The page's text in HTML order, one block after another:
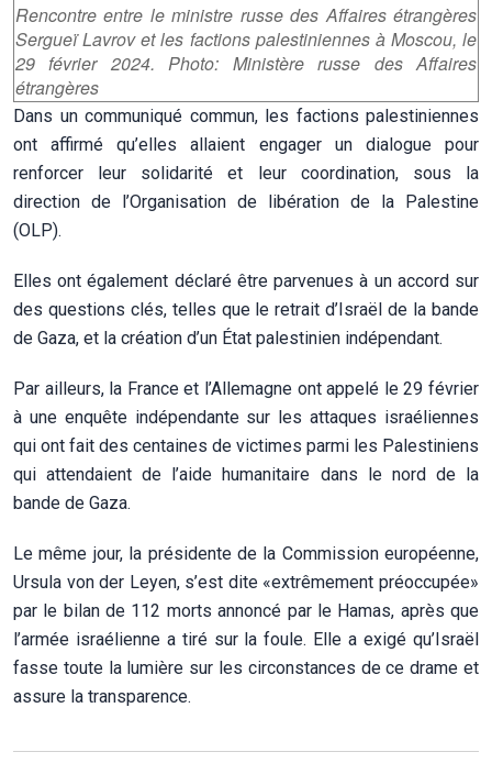
Rencontre entre le ministre russe des Affaires étrangères
Sergueï Lavrov et les factions palestiniennes à Moscou, le
29 février 2024. Photo: Ministère russe des Affaires
étrangères
Dans un communiqué commun, les factions palestiniennes
ont affirmé qu’elles allaient engager un dialogue pour
renforcer leur solidarité et leur coordination, sous la
direction de l’Organisation de libération de la Palestine
(OLP).
Elles ont également déclaré être parvenues à un accord sur
des questions clés, telles que le retrait d’Israël de la bande
de Gaza, et la création d’un État palestinien indépendant.
Par ailleurs, la France et l’Allemagne ont appelé le 29 février
à une enquête indépendante sur les attaques israéliennes
qui ont fait des centaines de victimes parmi les Palestiniens
qui attendaient de l’aide humanitaire dans le nord de la
bande de Gaza.
Le même jour, la présidente de la Commission européenne,
Ursula von der Leyen, s’est dite «extrêmement préoccupée»
par le bilan de 112 morts annoncé par le Hamas, après que
l’armée israélienne a tiré sur la foule. Elle a exigé qu’Israël
fasse toute la lumière sur les circonstances de ce drame et
assure la transparence.